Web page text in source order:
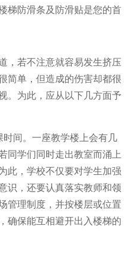
梯防滑条及防滑贴是您的首
，若不注意就容易发生挤压
简单，但造成的伤害却都很
。为此，应从以下几方面予
间。一座教学楼上会有几
同学们同时走出教室而涌上
此，学校不仅要对学生加强
识，还要认真落实教师和领
管理制度，并按楼层或位置
确保能互相避开出入楼梯的